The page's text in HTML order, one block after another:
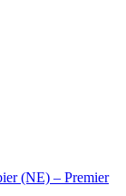
(NE) – Premier